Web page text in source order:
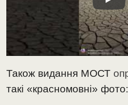
Також видання МОСТ
такі «красномовні» фото: